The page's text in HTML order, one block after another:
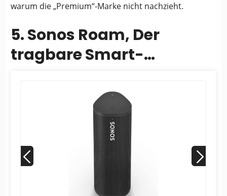
warum die „Premium“-Marke nicht nachzieht.
5. Sonos Roam, Der
tragbare Smart-
Hörerlebnisse (Mit...